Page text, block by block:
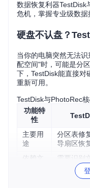
数据恢复利器TestDisk
危机，掌握专业级数据
硬盘不认盘？
当你的电脑突然无法
配空间"时，可能是分
下，TestDisk能直接对
重新可用。
TestDisk与PhotoRec
功能特
性
主要用
途
分区表修
导扇区恢
依赖文
需要识别
统结构